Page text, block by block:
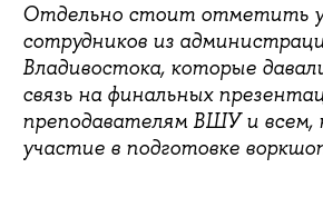
Отдельно стоит отметить
сотрудников из
Владивостока, которые
связь на финальных
преподавателям ВШУ и всем,
участие в подготовке